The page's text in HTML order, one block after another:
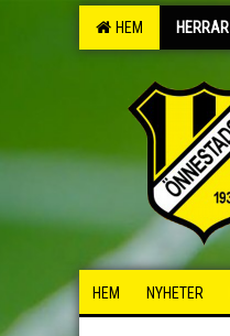
HEM HERRAR
HEM NYHETER